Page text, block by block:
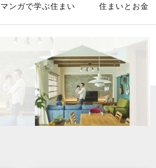
マンガで学ぶ住まい 住まいとお金